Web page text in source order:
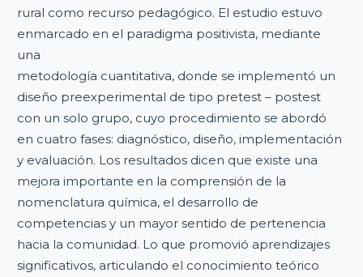
rural como recurso pedagógico. El estudio estuvo
enmarcado en el paradigma positivista, mediante
una
metodología cuantitativa, donde se implementó un
diseño preexperimental de tipo pretest – postest
con un solo grupo, cuyo procedimiento se abordó
en cuatro fases: diagnóstico, diseño, implementación
y evaluación. Los resultados dicen que existe una
mejora importante en la comprensión de la
nomenclatura química, el desarrollo de
competencias y un mayor sentido de pertenencia
hacia la comunidad. Lo que promovió aprendizajes
significativos, articulando el conocimiento teórico